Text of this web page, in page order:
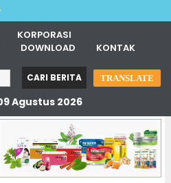
KORPORASI
DOWNLOAD KONTAK
TRANSLATE
Agustus 2026